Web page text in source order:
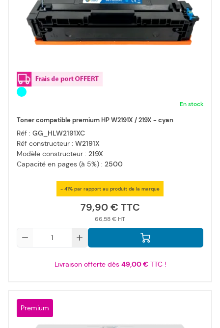
En stock
Toner compatible premium HP W2191X / 219X - cyan
Réf : GG_HLW2191XC
Réf constructeur : W2191X
Modèle constructeur : 219X
Capacité en pages (à 5%) : 2500
- 41% par rapport au produit de la marque
79,90 €
66,58 €
Livraison offerte dès 49,00 €TTC !
Premium